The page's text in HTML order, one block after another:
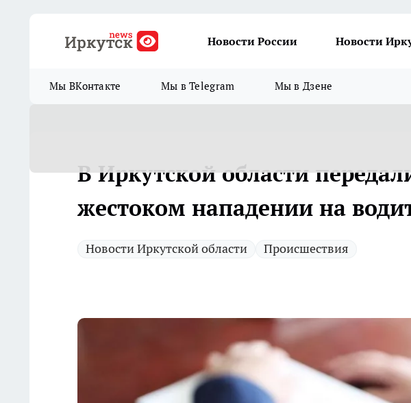
Новости России Новости
Мы ВКонтакте Мы в Telegram Мы в Дзене
В Иркутской области
жестоком нападении на
Новости Иркутской области Происшествия